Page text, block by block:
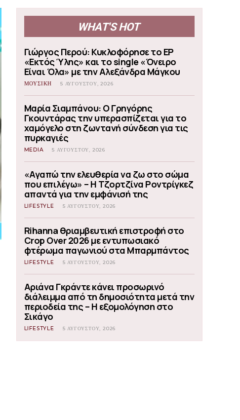
WHAT'S HOT
Γιώργος Περού: Κυκλοφόρησε το EP
«Εκτός Ύλης» και το single «Όνειρο
Είναι Όλα» με την Αλεξάνδρα Μάγκου
ΜΟΥΣΙΚΗ 5 ΑΥΓΟΎΣΤΟΥ, 2026
Μαρία Σιαμπάνου: Ο Γρηγόρης
Γκουντάρας την υπερασπίζεται για το
χαμόγελο στη ζωντανή σύνδεση για τις
πυρκαγιές
MEDIA 5 ΑΥΓΟΎΣΤΟΥ, 2026
«Αγαπώ την ελευθερία να ζω στο σώμα
που επιλέγω» – Η Τζορτζίνα Ροντρίγκεζ
απαντά για την εμφάνισή της
LIFESTYLE 5 ΑΥΓΟΎΣΤΟΥ, 2026
Rihanna θριαμβευτική επιστροφή στο
Crop Over 2026 με εντυπωσιακό
φτέρωμα παγωνιού στα Μπαρμπάντος
LIFESTYLE 5 ΑΥΓΟΎΣΤΟΥ, 2026
Αριάνα Γκράντε κάνει προσωρινό
διάλειμμα από τη δημοσιότητα μετά την
περιοδεία της – Η εξομολόγηση στο
Σικάγο
LIFESTYLE 5 ΑΥΓΟΎΣΤΟΥ, 2026